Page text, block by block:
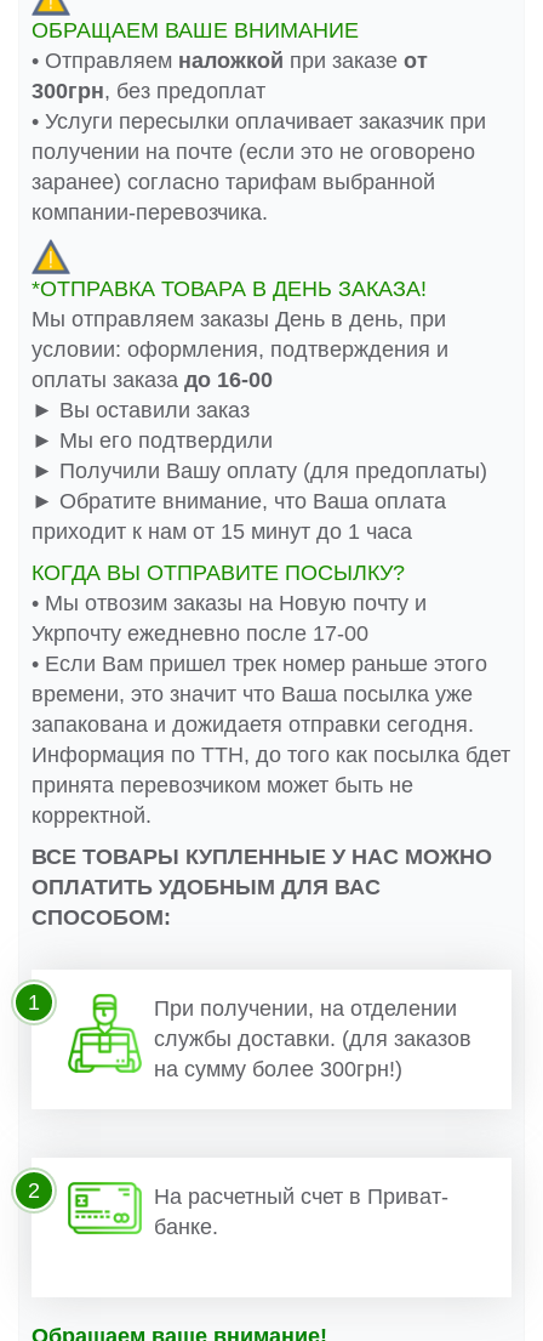
ОБРАЩАЕМ ВАШЕ ВНИМАНИЕ
• Отправляем наложкой при заказе от
300грн, без предоплат
• Услуги пересылки оплачивает заказчик при
получении на почте (если это не оговорено
заранее) согласно тарифам выбранной
компании-перевозчика.
*ОТПРАВКА ТОВАРА В ДЕНЬ ЗАКАЗА!
Мы отправляем заказы День в день, при
условии: оформления, подтверждения и
оплаты заказа до 16-00
► Вы оставили заказ
► Мы его подтвердили
► Получили Вашу оплату (для предоплаты)
► Обратите внимание, что Ваша оплата
приходит к нам от 15 минут до 1 часа
КОГДА ВЫ ОТПРАВИТЕ ПОСЫЛКУ?
• Мы отвозим заказы на Новую почту и
Укрпочту ежедневно после 17-00
• Если Вам пришел трек номер раньше этого
времени, это значит что Ваша посылка уже
запакована и дожидаетя отправки сегодня.
Информация по ТТН, до того как посылка бдет
принята перевозчиком может быть не
корректной.
ВСЕ ТОВАРЫ КУПЛЕННЫЕ У НАС МОЖНО
ОПЛАТИТЬ УДОБНЫМ ДЛЯ ВАС
СПОСОБОМ:
При получении, на отделении
службы доставки. (для заказов
на сумму более 300грн!)
1
На расчетный счет в Приват-
банке.
2